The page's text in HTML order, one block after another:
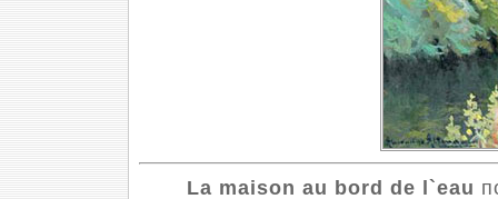
La maison au bord de l`eau